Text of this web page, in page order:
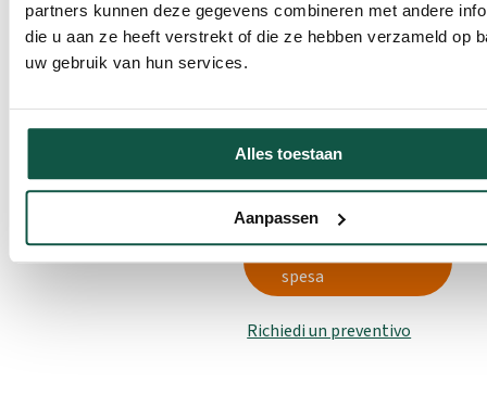
partners kunnen deze gegevens combineren met andere
die u aan ze heeft verstrekt of die ze hebben verzameld op
uw gebruik van hun services.
Alles toestaan
Aanpassen
Da € 118,15
Aggiungi al
carrello della
spesa
Richiedi un preventivo